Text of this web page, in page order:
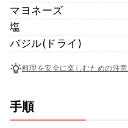
マヨネーズ
塩
バジル(ドライ)
料理を安全に楽しむための注
手順